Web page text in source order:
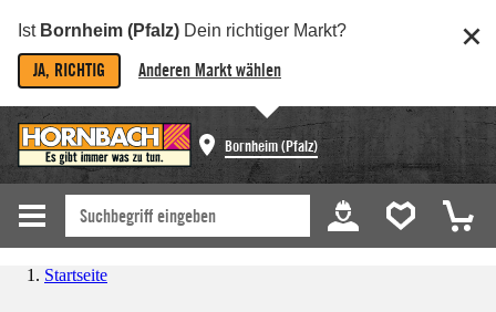
Ist Bornheim (Pfalz) Dein richtiger Markt?
JA, RICHTIG Anderen Markt wählen
Bornheim (Pfalz)
Startseite